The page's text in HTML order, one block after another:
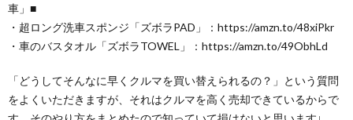
車」■
・超ロング洗車スポンジ「ズボラPAD」：https://amzn.to/48xiPkr
・車のバスタオル「ズボラTOWEL」：https://amzn.to/49ObhLd
「どうしてそんなに早くクルマを買い替えられるの？」という質問
をよくいただきますが、それはクルマを高く売却できているからで